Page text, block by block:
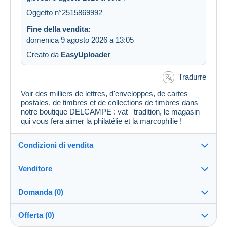
Oggetto n°2515869992
Fine della vendita:
domenica 9 agosto 2026 a 13:05
Creato da EasyUploader
Tradurre
Voir des milliers de lettres, d'enveloppes, de cartes
postales, de timbres et de collections de timbres dans
notre boutique DELCAMPE : vat _tradition, le magasin
qui vous fera aimer la philatélie et la marcophilie !
Condizioni di vendita
Destinazione:
Vedi l'elenco dei paesi
Direttamente al destinatario:
Sì
Venditore
vat_tradition100%(58926x)
PRO
Domanda (0)
Offerta (0)